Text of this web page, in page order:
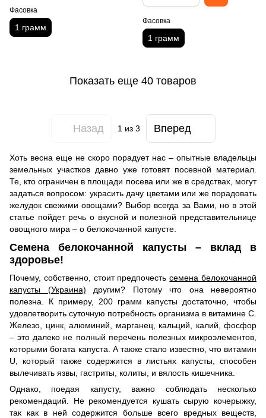
Фасовка
1 грамм
Фасовка
1 грамм
Показать еще 40 товаров
Назад 1 из 3 Вперед
Хоть весна еще не скоро порадует нас – опытные владельцы
земельных участков давно уже готовят посевной материал.
Те, кто ограничен в площади посева или же в средствах, могут
задаться вопросом: украсить дачу цветами или же порадовать
желудок свежими овощами? Выбор всегда за Вами, но в этой
статье пойдет речь о вкусной и полезной представительнице
овощного мира – о белокочанной капусте.
Семена белокочанной капусты – вклад в
здоровье!
Почему, собственно, стоит предпочестьсемена белокочанной
капусты (Украина) другим? Потому что она невероятно
полезна. К примеру, 200 грамм капусты достаточно, чтобы
удовлетворить суточную потребность организма в витамине С.
Железо, цинк, алюминий, марганец, кальций, калий, фосфор
– это далеко не полный перечень полезных микроэлементов,
которыми богата капуста. А также стало известно, что витамин
U, который также содержится в листьях капусты, способен
вылечивать язвы, гастриты, колиты, и вялость кишечника.
Однако, поедая капусту, важно соблюдать несколько
рекомендаций. Не рекомендуется кушать сырую кочерыжку,
так как в ней содержится больше всего вредных веществ,